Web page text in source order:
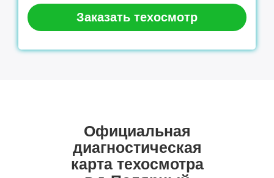
Заказать техосмотр
Официальная
диагностическая
карта техосмотра